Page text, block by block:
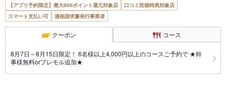
【アプリ予約限定】最大800ポイント還元対象店
口コミ投稿特典対象店
スマート支払い可
適格請求書発行事業者
クーポン コース
8月7日～8月15日限定！ 6名様以上4,000円以上のコースご予約で ★幹
事様無料orプレモル追加★